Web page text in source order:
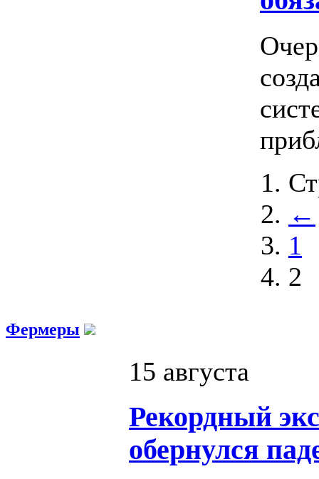
←
1
2
Фермеры
15 августа
Рекордный
обернулся